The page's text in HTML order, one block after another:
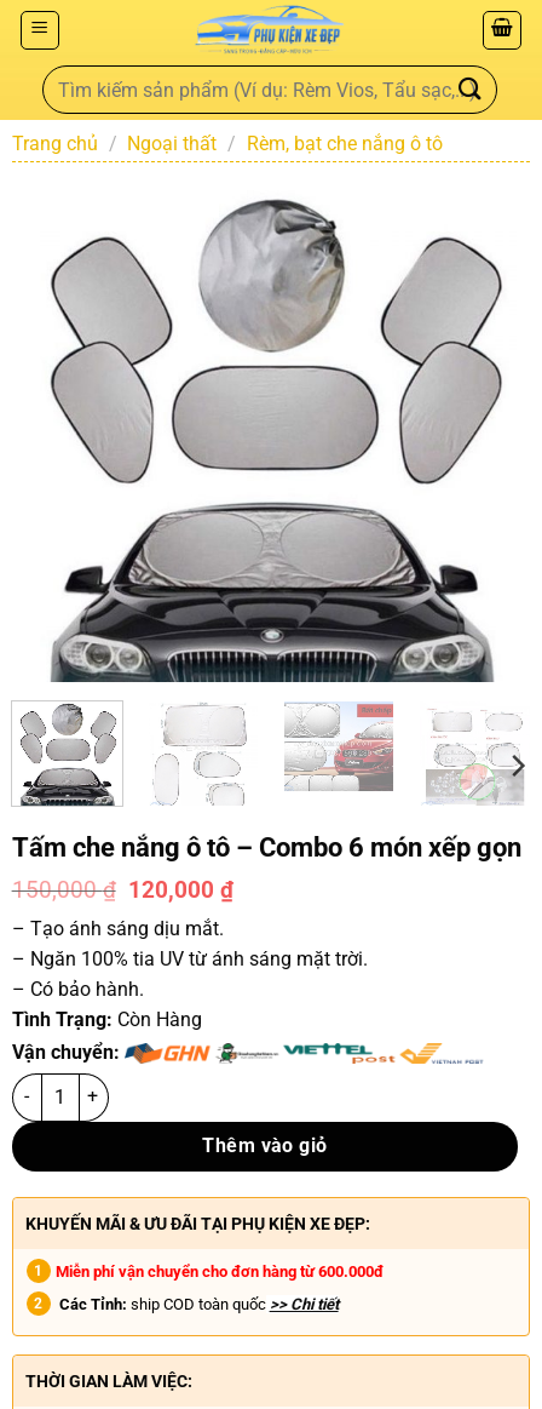
Trang chủ / Ngoại thất / Rèm, bạt che nắng ô tô
Tấm che nắng ô tô – Combo 6 món xếp gọn
150,000₫ 120,000₫
– Tạo ánh sáng dịu mắt.
– Ngăn 100% tia UV từ ánh sáng mặt trời.
– Có bảo hành.
Tình Trạng: Còn Hàng
Vận chuyển:
Thêm vào giỏ
KHUYẾN MÃI & ƯU ĐÃI TẠI PHỤ KIỆN XE ĐẸP:
Miễn phí vận chuyển cho đơn hàng từ 600.000đ
Các Tỉnh: ship COD toàn quốc >> Chi tiết
THỜI GIAN LÀM VIỆC: